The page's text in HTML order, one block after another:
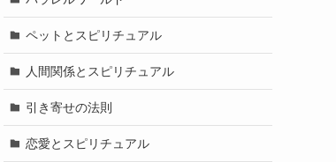
ペットとスピリチュアル
人間関係とスピリチュアル
引き寄せの法則
恋愛とスピリチュアル